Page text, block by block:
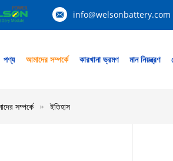
info@welsonbattery.com
পণ্য আমাদের সম্পর্কে কারখানা ভ্রমণ মান নিয়ন্ত্রণ
সম্পর্কে ইতিহাস